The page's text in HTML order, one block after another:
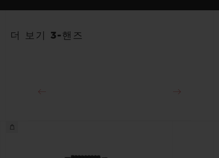
40시간
스트랩
더 보기 3-핸즈